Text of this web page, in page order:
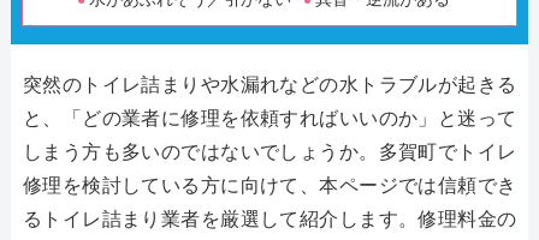
突然のトイレ詰まりや水漏れなどの水トラブルが起きる
と、「どの業者に修理を依頼すればいいのか」と迷って
しまう方も多いのではないでしょうか。多賀町でトイレ
修理を検討している方に向けて、本ページでは信頼でき
るトイレ詰まり業者を厳選して紹介します。修理料金の